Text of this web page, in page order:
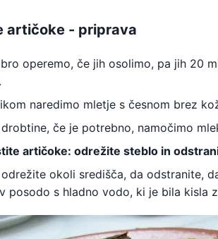
artičoke - priprava
operemo, če jih osolimo, pa jih 20
naredimo mletje s česnom brez
če je potrebno, namočimo
artičoke: odrežite steblo in
odrežite okoli središča, da odstranite,
posodo s hladno vodo, ki je bila kisla